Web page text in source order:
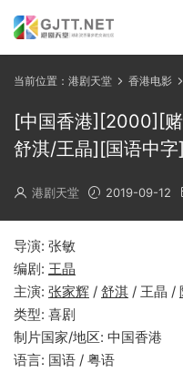
当前位置： 港剧天堂 香港电影
[中国香港][2000][
舒淇/王晶][国语中
港剧天堂 2019-09-12
导演: 张敏
编剧: 王晶
主演: 张家辉 / 舒淇 / 王晶 /
类型: 喜剧
制片国家/地区: 中国香港
语言: 国语 / 粤语